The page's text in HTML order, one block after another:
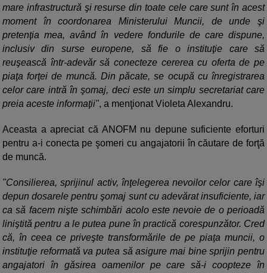
mare infrastructură şi resurse din toate cele care sunt în acest
moment în coordonarea Ministerului Muncii, de unde şi
pretenţia mea, având în vedere fondurile de care dispune,
inclusiv din surse europene, să fie o instituţie care să
reuşească într-adevăr să conecteze cererea cu oferta de pe
piaţa forţei de muncă. Din păcate, se ocupă cu înregistrarea
celor care intră în şomaj, deci este un simplu secretariat care
preia aceste informaţii", a menţionat Violeta Alexandru.
Aceasta a apreciat că ANOFM nu depune suficiente eforturi
pentru a-i conecta pe şomeri cu angajatorii în căutare de forţă
de muncă.
"Consilierea, sprijinul activ, înţelegerea nevoilor celor care îşi
depun dosarele pentru şomaj sunt cu adevărat insuficiente, iar
ca să facem nişte schimbări acolo este nevoie de o perioadă
liniştită pentru a le putea pune în practică corespunzător. Cred
că, în ceea ce priveşte transformările de pe piaţa muncii, o
instituţie reformată va putea să asigure mai bine sprijin pentru
angajatori în găsirea oamenilor pe care să-i coopteze în